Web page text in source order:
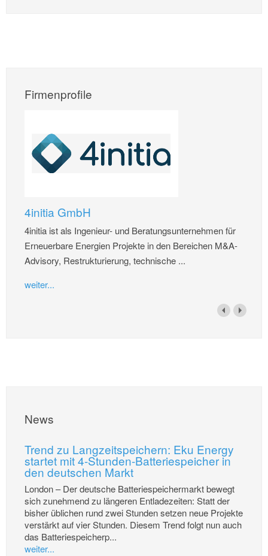
Firmenprofile
4initia GmbH
4initia ist als Ingenieur- und Beratungsunternehmen für
Erneuerbare Energien Projekte in den Bereichen M&A-
Advisory, Restrukturierung, technische ...
weiter...
News
Trend zu Langzeitspeichern: Eku Energy
startet mit 4-Stunden-Batteriespeicher in
den deutschen Markt
London – Der deutsche Batteriespeichermarkt bewegt
sich zunehmend zu längeren Entladezeiten: Statt der
bisher üblichen rund zwei Stunden setzen neue Projekte
verstärkt auf vier Stunden. Diesem Trend folgt nun auch
das Batteriespeicherp...
weiter...